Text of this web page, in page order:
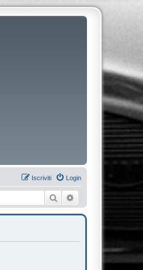
Login
Iscriviti
Cerca Ricerca avanzata